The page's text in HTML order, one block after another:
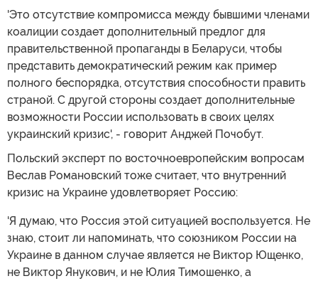
'Это отсутствие компромисса между бывшими членами
коалиции создает дополнительный предлог для
правительственной пропаганды в Беларуси, чтобы
представить демократический режим как пример
полного беспорядка, отсутствия способности править
страной. С другой стороны создает дополнительные
возможности России использовать в своих целях
украинский кризис', - говорит Анджей Почобут.
Польский эксперт по восточноевропейским вопросам
Веслав Романовский тоже считает, что внутренний
кризис на Украине удовлетворяет Россию:
'Я думаю, что Россия этой ситуацией воспользуется. Не
знаю, стоит ли напоминать, что союзником России на
Украине в данном случае является не Виктор Ющенко,
не Виктор Янукович, и не Юлия Тимошенко, а